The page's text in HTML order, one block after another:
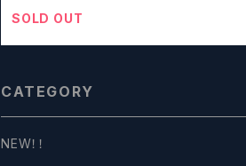
SOLD OUT
CATEGORY
NEW！！